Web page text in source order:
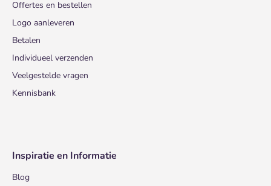
Offertes en bestellen
Logo aanleveren
Betalen
Individueel verzenden
Veelgestelde vragen
Kennisbank
Inspiratie en Informatie
Blog